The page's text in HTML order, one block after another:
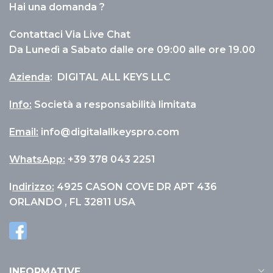
Microsoft Windows Server 2022 Datacenter
Rating: 5/5
Thu Jan 29 2026 00:56:18 GMT+0000 (Coordinated
Microsoft Windows Server 2022 Datacenter
Rating: 5/5
Ottimo venditore
Hai una domanda ?
Contattaci Via Live Chat
Da Lunedì a Sabato dalle ore 09:00 alle ore 19.00
Azienda: DIGITAL ALL KEYS LLC
Info: Società a responsabilità limitata
Email: info@digitalallkeyspro.com
WhatsApp: +39 378 043 2251
Indirizzo: 4925 CASON COVE DR APT 436
ORLANDO , FL 32811 USA